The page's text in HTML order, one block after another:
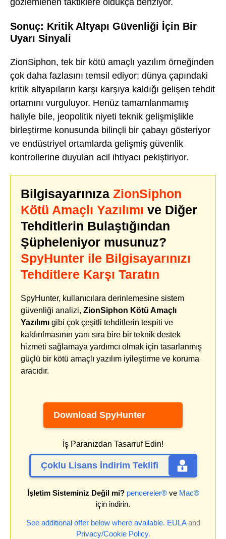
gözlemlenen taktiklere oldukça benziyor.
Sonuç: Kritik Altyapı Güvenliği İçin Bir
Uyarı Sinyali
ZionSiphon, tek bir kötü amaçlı yazılım örneğinden
çok daha fazlasını temsil ediyor; dünya çapındaki
kritik altyapıların karşı karşıya kaldığı gelişen tehdit
ortamını vurguluyor. Henüz tamamlanmamış
haliyle bile, jeopolitik niyeti teknik gelişmişlikle
birleştirme konusunda bilinçli bir çabayı gösteriyor
ve endüstriyel ortamlarda gelişmiş güvenlik
kontrollerine duyulan acil ihtiyacı pekiştiriyor.
Bilgisayarınıza ZionSiphon
Kötü Amaçlı Yazılımı ve Diğer
Tehditlerin Bulaştığından
Şüpheleniyor musunuz?
SpyHunter ile Bilgisayarınızı
Tehditlere Karşı Taratın
SpyHunter, kullanıcılara derinlemesine sistem
güvenliği analizi, ZionSiphon Kötü Amaçlı
Yazılımı gibi çok çeşitli tehditlerin tespiti ve
kaldırılmasının yanı sıra bire bir teknik destek
hizmeti sağlamaya yardımcı olmak için tasarlanmış
güçlü bir kötü amaçlı yazılım iyileştirme ve koruma
aracıdır.
Download SpyHunter
İş Paranızdan Tasarruf Edin!
Çoklu Lisans İndirim Teklifi
İşletim Sisteminiz Değil mi? pencereler®ve Mac®
için indirin.
See additional offer below where available. EULAand
Privacy/Cookie Policy.